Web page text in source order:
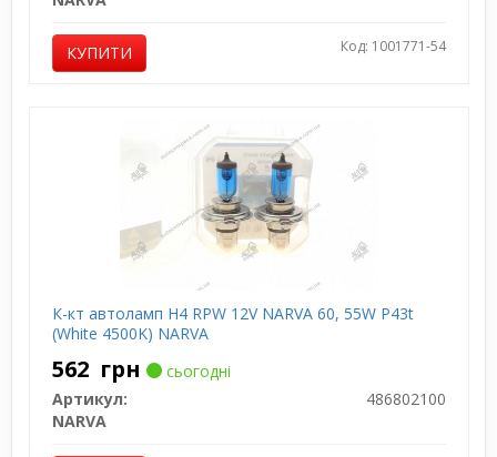
КУПИТИ Код: 1001771-54
К-кт автоламп H4 RPW 12V NARVA 60, 55W P43t
(White 4500K) NARVA
562 грн
сьогодні
Артикул:
486802100
NARVA